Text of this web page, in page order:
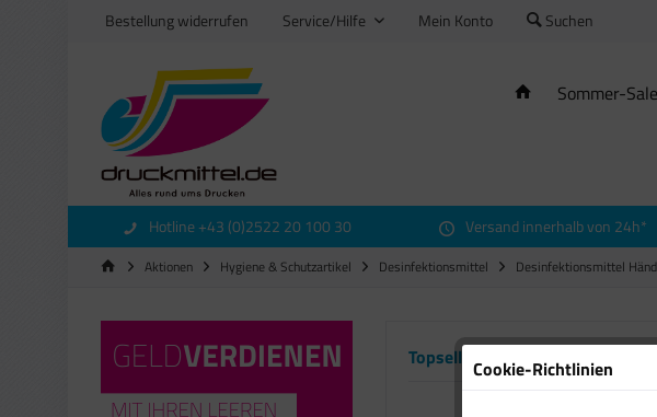
Bestellung widerrufen Service/Hilfe Mein Konto Suchen
Sommer-Sale
Hotline +43 (0)2522 20 100 30 Versand innerhalb von 24h*
Aktionen Hygiene & Schutzartikel Desinfektionsmittel Desinfektionsmittel
TopsellerCookie-Richtlinien